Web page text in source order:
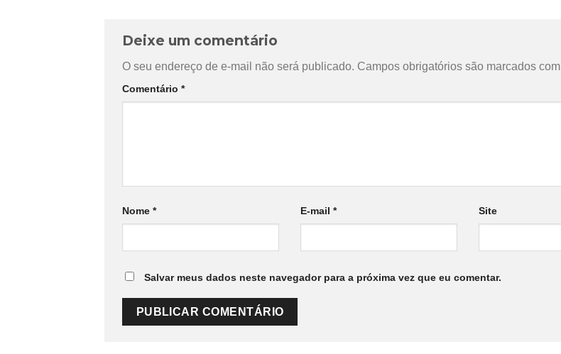
Deixe um comentário
O seu endereço de e-mail não será publicado. Campos obrigatórios são marcados com
Comentário *
Nome * E-mail * Site
Salvar meus dados neste navegador para a próxima vez que eu comentar.